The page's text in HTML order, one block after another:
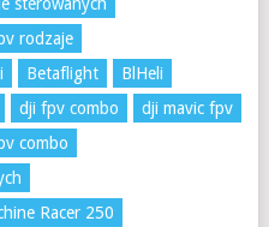
rodzaje
Betaflight
BlHeli
dji fpv combo
dji mavic fpv
combo
Racer 250